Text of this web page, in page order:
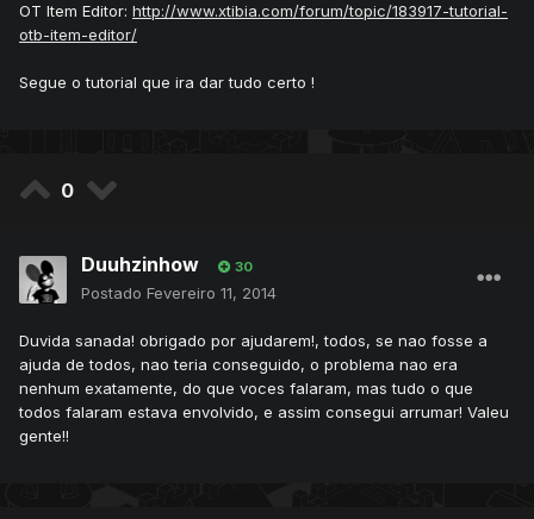
OT Item Editor: http://www.xtibia.com/forum/topic/183917-tutorial-
otb-item-editor/
Segue o tutorial que ira dar tudo certo !
0
Duuhzinhow 30
Postado Fevereiro 11, 2014
Duvida sanada! obrigado por ajudarem!, todos, se nao fosse a
ajuda de todos, nao teria conseguido, o problema nao era
nenhum exatamente, do que voces falaram, mas tudo o que
todos falaram estava envolvido, e assim consegui arrumar! Valeu
gente!!